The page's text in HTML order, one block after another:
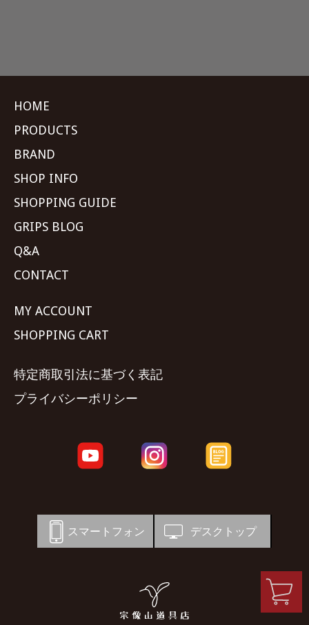
HOME
PRODUCTS
BRAND
SHOP INFO
SHOPPING GUIDE
GRIPS BLOG
Q&A
CONTACT
MY ACCOUNT
SHOPPING CART
特定商取引法に基づく表記
プライバシーポリシー
スマートフォン デスクトップ